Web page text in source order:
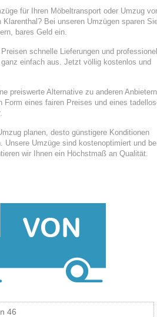
für Ihren Möbeltransport oder Umzug
Klarenthal? Bei unseren Umzügen sparen
bares Geld ein.
schnelle Lieferungen und
einfach aus. Jetzt völlig kostenlos und
preiswerte Alternative zu anderen
Form eines fairen Preises und eines
planen, desto günstigere Konditionen
Unsere Umzüge sind kostenoptimiert und
wir Ihnen ein Höchstmaß an Qualität.